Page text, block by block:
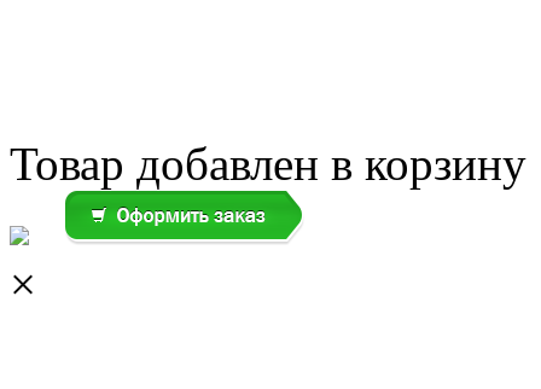
Товар добавлен в корзину
×